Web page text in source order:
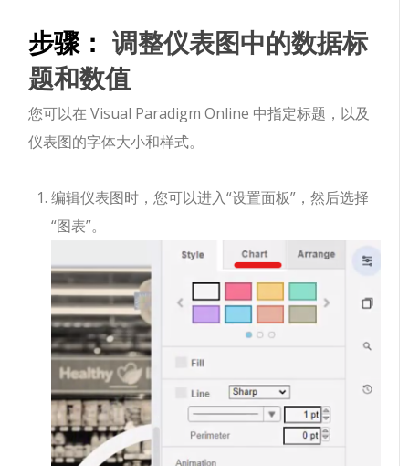
步骤：调整仪表图中的数据标
题和数值
您可以在 Visual Paradigm Online 中指定标题，以及
仪表图的字体大小和样式。
编辑仪表图时，您可以进入“设置面板”，然后选择
“图表”。